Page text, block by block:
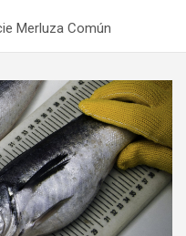
Merluza Común